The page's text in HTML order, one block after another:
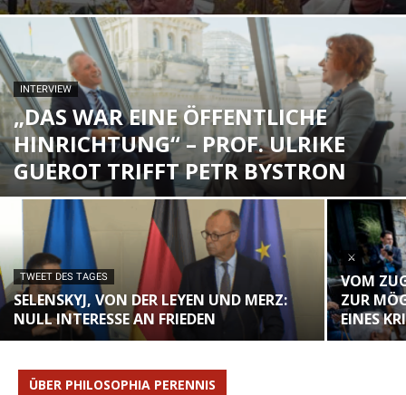
INTERVIEW
„DAS WAR EINE ÖFFENTLICHE
HINRICHTUNG“ – PROF. ULRIKE
GUEROT TRIFFT PETR BYSTRON
TWEET DES TAGES
SELENSKYJ, VON DER LEYEN UND MERZ:
NULL INTERESSE AN FRIEDEN
⚔
VOM
ZUR
EINES
ÜBER PHILOSOPHIA PERENNIS